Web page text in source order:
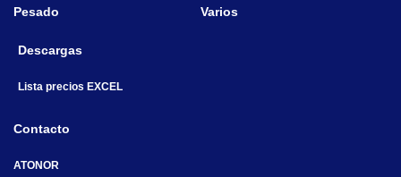
Pesado Varios
Descargas
Lista precios EXCEL
Contacto
ATONOR